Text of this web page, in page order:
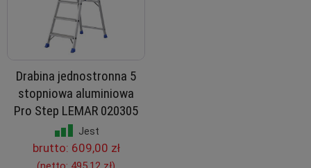
Drabina jednostronna 5
stopniowa aluminiowa
Pro Step LEMAR 020305
Jest
brutto: 609,00 zł